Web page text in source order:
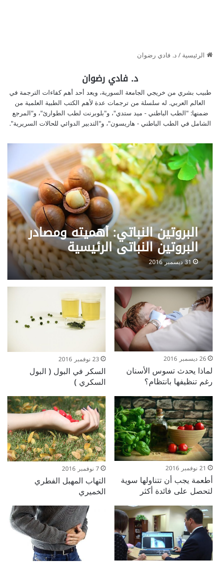
الرئيسية/د. فادي رضوان
د. فادي رضوان
طبيب بشري من خريجي الجامعة السورية، ويعد أحد أهم كفاءات الترجمة في
العالم العربي. له سلسلة من ترجمات عدة لأهم الكتب الطبية العلمية من
ضمنها: "الطب الباطني - ميد ستدي"، و"بلوبرنت لطب الطوارئ"، و"المرجع
الشامل في الطب الباطني - هاريسون"، و"التدبير الدوائي للحالات السريرية".
البروتين النباتي: أهميته ومصادر
البروتين النباتي الرئيسية
31 ديسمبر 2016
26 ديسمبر 2016
لماذا يحدث تسوس الأسنان
رغم تنظيفها بانتظام؟
23 نوفمبر 2016
السكر في البول ( البول
السكري )
21 نوفمبر 2016
أطعمة يجب أن تتناولها سوية
لتحصل على فائدة أكثر
7 نوفمبر 2016
التهاب المهبل الفطري
الخميري